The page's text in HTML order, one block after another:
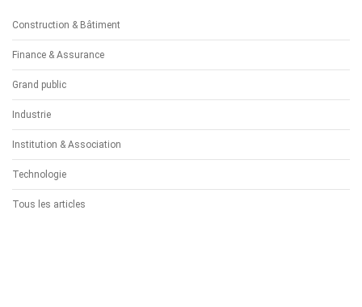
Construction & Bâtiment
Finance & Assurance
Grand public
Industrie
Institution & Association
Technologie
Tous les articles